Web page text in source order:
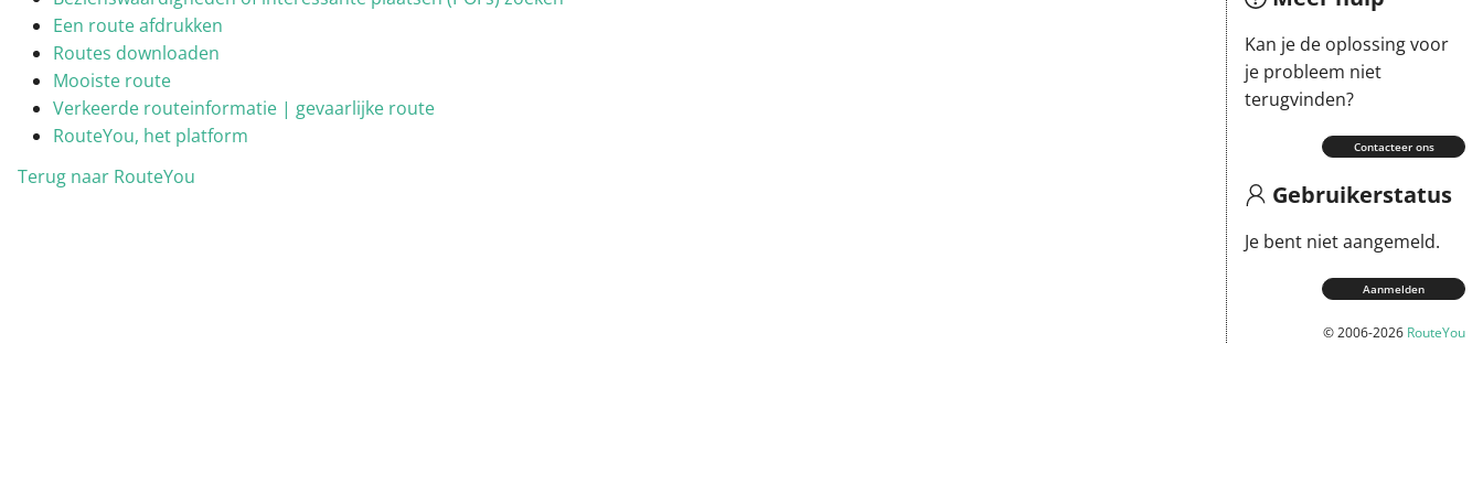
Kan je de oplossing voor
je probleem niet
terugvinden?
Contacteer ons
Gebruikerstatus
Je bent niet aangemeld.
Aanmelden
© 2006-2026 RouteYou
Een route afdrukken
Routes downloaden
Mooiste route
Verkeerde routeinformatie | gevaarlijke route
RouteYou, het platform
Terug naar RouteYou